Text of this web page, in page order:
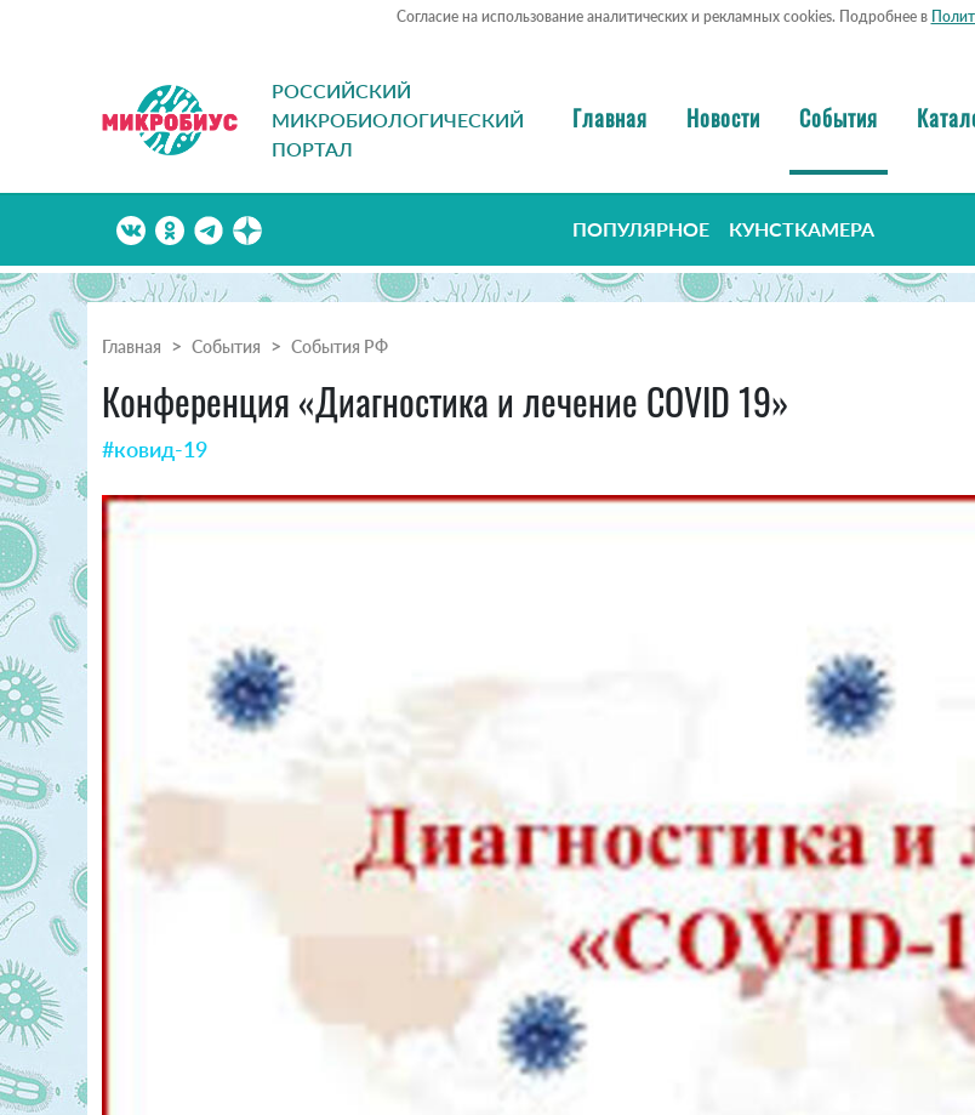
Согласие на использование аналитических и рекламных cookies. Подробнее в
РОССИЙСКИЙ
МИКРОБИОЛОГИЧЕСКИЙ
ПОРТАЛ
Главная Новости События
ПОПУЛЯРНОЕ КУНСТКАМЕРА
Главная События События РФ
Конференция «Диагностика и лечение COVID 19»
#ковид-19